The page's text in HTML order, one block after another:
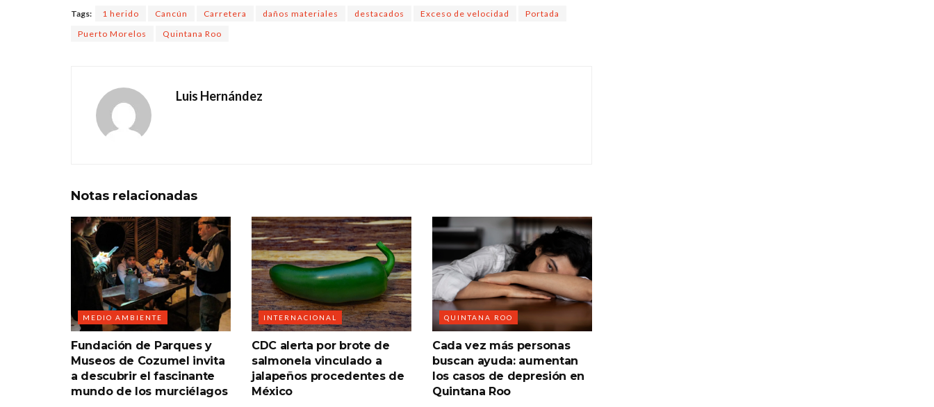
Tags: 1 herido Cancún Carretera daños materiales destacados Exceso de velocidad
Portada
Puerto Morelos
Quintana Roo
Luis Hernández
Notas relacionadas
MEDIO AMBIENTE
Fundación de Parques y
Museos de Cozumel invita
a descubrir el fascinante
mundo de los murciélagos
INTERNACIONAL
CDC alerta por brote de
salmonela vinculado a
jalapeños procedentes de
México
QUINTANA ROO
Cada vez más personas
buscan ayuda: aumentan
los casos de depresión en
Quintana Roo